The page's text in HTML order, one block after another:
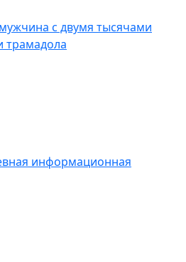
с двумя тысячами
трамадола
информационная